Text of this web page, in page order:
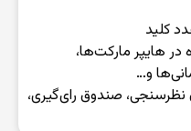
در هایپر مارکت‌ها،
و…
نظرسنجی، صندوق رای‌گیری،